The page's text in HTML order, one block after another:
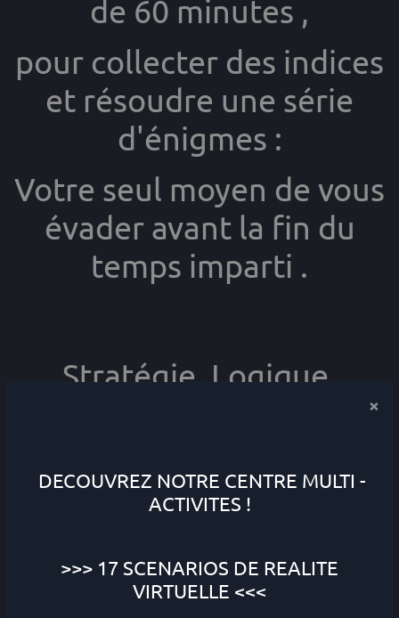
de 60 minutes ,
pour collecter des indices
et résoudre une série
d'énigmes :
Votre seul moyen de vous
évader avant la fin du
temps imparti .
Stratégie, Logique,
vos meilleurs alliés ,
la montre ...
×
DECOUVREZ NOTRE CENTRE MULTI -
ACTIVITES !
>>> 17 SCENARIOS DE REALITE
VIRTUELLE <<<